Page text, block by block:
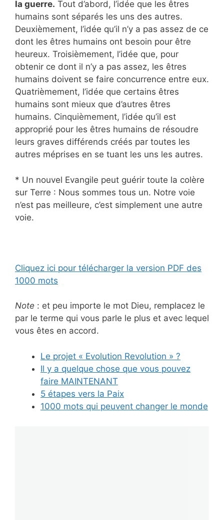
la guerre. Tout d’abord, l’idée que les êtres
humains sont séparés les uns des autres.
Deuxièmement, l’idée qu’il n’y a pas assez de ce
dont les êtres humains ont besoin pour être
heureux. Troisièmement, l’idée que, pour
obtenir ce dont il n’y a pas assez, les êtres
humains doivent se faire concurrence entre eux.
Quatrièmement, l’idée que certains êtres
humains sont mieux que d’autres êtres
humains. Cinquièmement, l’idée qu’il est
approprié pour les êtres humains de résoudre
leurs graves différends créés par toutes les
autres méprises en se tuant les uns les autres.
* Un nouvel Evangile peut guérir toute la colère
sur Terre : Nous sommes tous un. Notre voie
n’est pas meilleure, c’est simplement une autre
voie.
Cliquez ici pour télécharger la version PDF des
1000 mots
Note : et peu importe le mot Dieu, remplacez le
par le terme qui vous parle le plus et avec lequel
vous êtes en accord.
Le projet « Evolution Revolution » ?
Il y a quelque chose que vous pouvez
faire MAINTENANT
5 étapes vers la Paix
1000 mots qui peuvent changer le monde